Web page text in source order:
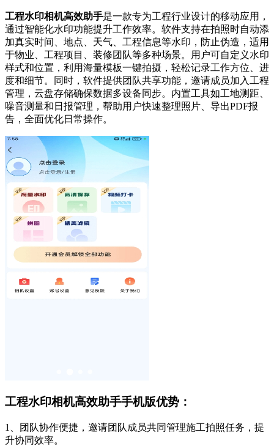
工程水印相机高效助手是一款专为工程行业设计的移动应用，
通过智能化水印功能提升工作效率。软件支持在拍照时自动添
加真实时间、地点、天气、工程信息等水印，防止伪造，适用
于物业、工程项目、装修团队等多种场景。用户可自定义水印
样式和位置，利用海量模板一键拍摄，轻松记录工作方位、进
度和细节。同时，软件提供团队共享功能，邀请成员加入工程
管理，云盘存储确保数据多设备同步。内置工具如工地测距、
噪音测量和日报管理，帮助用户快速整理照片、导出PDF报
告，全面优化日常操作。
工程水印相机高效助手手机版优势：
1、团队协作便捷，邀请团队成员共同管理施工拍照任务，提
升协同效率。